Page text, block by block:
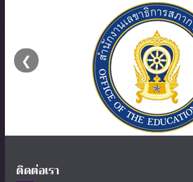
❮
ติดต่อเรา